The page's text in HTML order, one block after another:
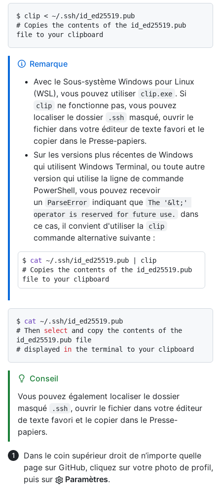
$ clip < ~/.ssh/id_ed25519.pub
# Copies the contents of the id_ed25519.pub
file to your clipboard
Remarque
Avec le Sous-système Windows pour Linux
(WSL), vous pouvez utiliser
clip.exe . Si
clip
ne fonctionne pas, vous pouvez
localiser le dossier
.ssh
masqué, ouvrir le
fichier dans votre éditeur de texte favori et le
copier dans le Presse-papiers.
Sur les versions plus récentes de Windows
qui utilisent Windows Terminal, ou toute autre
version qui utilise la ligne de commande
PowerShell, vous pouvez recevoir
un
ParseError indiquant que
The '&lt;'
operator is reserved for future use.
dans
ce cas, il convient d'utiliser la
clip
commande alternative suivante :
$ cat ~/.ssh/id_ed25519.pub | clip
# Copies the contents of the id_ed25519.pub
file to your clipboard
$ cat ~/.ssh/id_ed25519.pub
# Then select and copy the contents of the
id_ed25519.pub file
# displayed in the terminal to your clipboard
Conseil
Vous pouvez également localiser le dossier
masqué
.ssh , ouvrir le fichier dans votre éditeur
de texte favori et le copier dans le Presse-
papiers.
Dans le coin supérieur droit de n’importe quelle
page sur GitHub, cliquez sur votre photo de profil,
puis sur
Paramètres.